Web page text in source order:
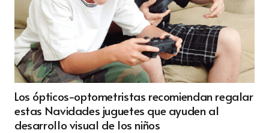
Los ópticos-optometristas recomiendan regalar
estas Navidades juguetes que ayuden al
desarrollo visual de los niños